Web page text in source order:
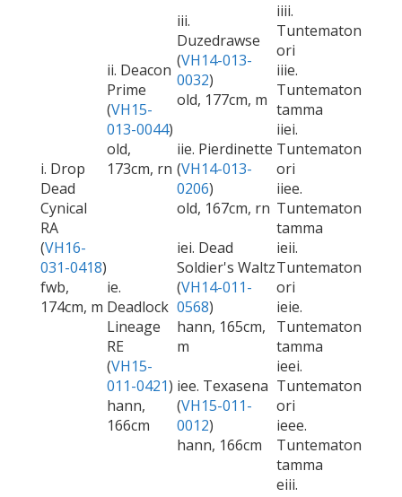
i. Drop
Dead
Cynical
RA
(VH16-
031-0418)
fwb,
174cm, m
ii. Deacon
Prime
(VH15-
013-0044)
old,
173cm, rn
iii.
Duzedrawse
(VH14-013-
0032)
old, 177cm, m
iiii.
Tuntematon
ori
iiie.
Tuntematon
tamma
iie. Pierdinette
(VH14-013-
0206)
old, 167cm, rn
iiei.
Tuntematon
ori
iiee.
Tuntematon
tamma
ie.
Deadlock
Lineage
RE
(VH15-
011-0421)
hann,
166cm
iei. Dead
Soldier's Waltz
(VH14-011-
0568)
hann, 165cm,
m
ieii.
Tuntematon
ori
ieie.
Tuntematon
tamma
iee. Texasena
(VH15-011-
0012)
hann, 166cm
ieei.
Tuntematon
ori
ieee.
Tuntematon
tamma
eiii.